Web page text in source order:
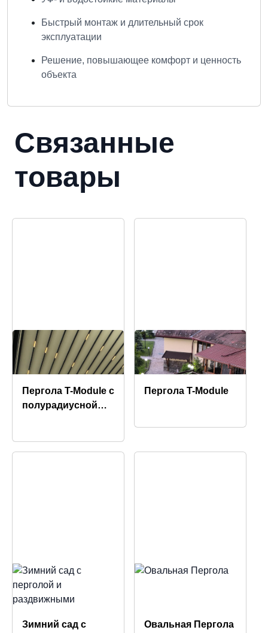
Быстрый монтаж и длительный срок
эксплуатации
Решение, повышающее комфорт и ценность
объекта
Связанные
товары
Пергола T-Module с
полурадиусной
Пергола T-Module
Зимний сад с
Овальная Пергола